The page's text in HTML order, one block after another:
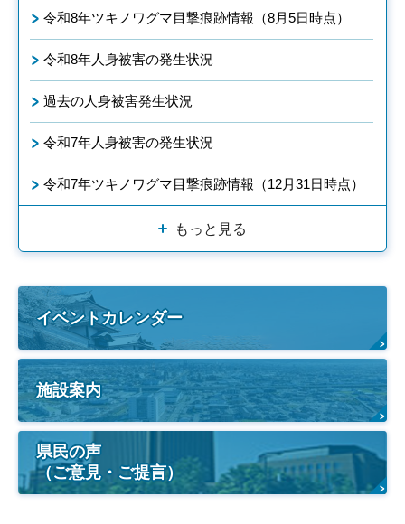
令和8年ツキノワグマ目撃痕跡情報（8月5日時点）
令和8年人身被害の発生状況
過去の人身被害発生状況
令和7年人身被害の発生状況
令和7年ツキノワグマ目撃痕跡情報（12月31日時点）
もっと見る
イベントカレンダー
施設案内
県民の声
（ご意見・ご提言）